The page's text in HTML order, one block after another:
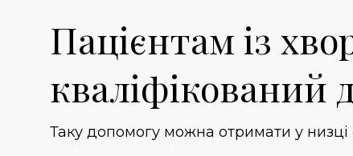
Пацієнтам із
кваліфікований
Таку допомогу можна отримати у низці